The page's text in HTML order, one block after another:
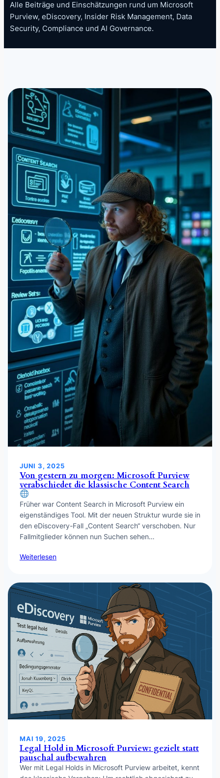
Alle Beiträge und Einschätzungen rund um Microsoft
Purview, eDiscovery, Insider Risk Management, Data
Security, Compliance und AI Governance.
JUNI 3, 2025
Von gestern zu morgen: Microsoft Purview
verabschiedet die klassische Content Search
Früher war Content Search in Microsoft Purview ein
eigenständiges Tool. Mit der neuen Struktur wurde sie in
den eDiscovery-Fall „Content Search“ verschoben. Nur
Fallmitglieder können nun Suchen sehen…
Weiterlesen
MAI 19, 2025
Legal Hold in Microsoft Purview: gezielt statt
pauschal aufbewahren
Wer mit Legal Holds in Microsoft Purview arbeitet, kennt